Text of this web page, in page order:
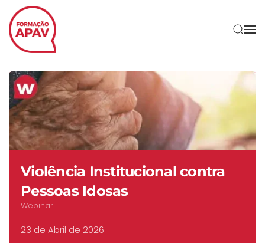
Skip to main content
Violência Institucional contra
Pessoas Idosas
Webinar
23 de Abril de 2026